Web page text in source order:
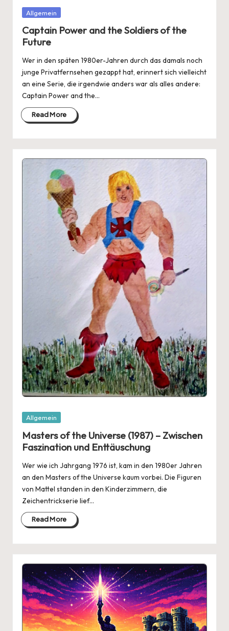
Posted
Allgemein
Captain Power and the Soldiers of the
Future
Wer in den späten 1980er-Jahren durch das damals noch
junge Privatfernsehen gezappt hat, erinnert sich vielleicht
an eine Serie, die irgendwie anders war als alles andere:
Captain Power and the…
Read More
Posted
Allgemein
Masters of the Universe (1987) – Zwischen
Faszination und Enttäuschung
Wer wie ich Jahrgang 1976 ist, kam in den 1980er Jahren
an den Masters of the Universe kaum vorbei. Die Figuren
von Mattel standen in den Kinderzimmern, die
Zeichentrickserie lief…
Read More